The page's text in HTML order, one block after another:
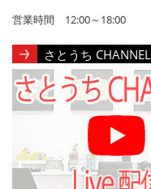
営業時間 12:00～18:00
さとうち CHANNEL